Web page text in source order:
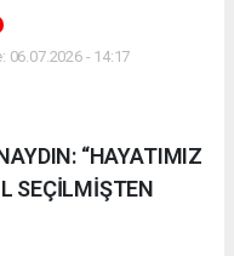
06.07.2026 - 14:17
“HAYATIMIZ
SEÇİLMİŞTEN